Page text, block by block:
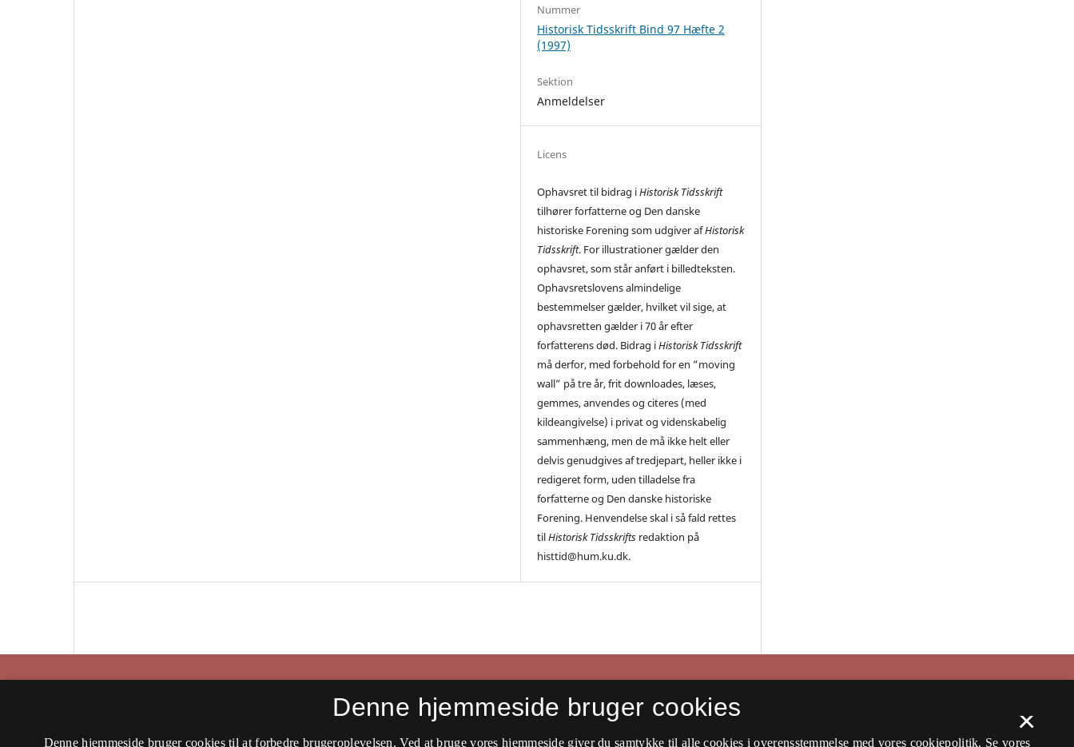
Nummer
Historisk Tidsskrift Bind 97 Hæfte 2
(1997)
Sektion
Anmeldelser
Licens
Ophavsret til bidrag iHistorisk Tidsskrift
tilhører forfatterne og Den danske
historiske Forening som udgiver afHistorisk
Tidsskrift. For illustrationer gælder den
ophavsret, som står anført i billedteksten.
Ophavsretslovens almindelige
bestemmelser gælder, hvilket vil sige, at
ophavsretten gælder i 70 år efter
forfatterens død. Bidrag iHistorisk Tidsskrift
må derfor, med forbehold for en ”moving
wall” på tre år, frit downloades, læses,
gemmes, anvendes og citeres (med
kildeangivelse) i privat og videnskabelig
sammenhæng, men de må ikke helt eller
delvis genudgives af tredjepart, heller ikke i
redigeret form, uden tilladelse fra
forfatterne og Den danske historiske
Forening. Henvendelse skal i så fald rettes
tilHistorisk Tidsskrifts redaktion på
histtid@hum.ku.dk.
ISSN 2597-0666 (Online)
×
Denne hjemmeside bruger cookies
Denne hjemmeside bruger cookies til at forbedre brugeroplevelsen. Ved at bruge vores hjemmeside giver du samtykke til alle cookies i overensstemmelse med vores cookiepolitik. Se vores